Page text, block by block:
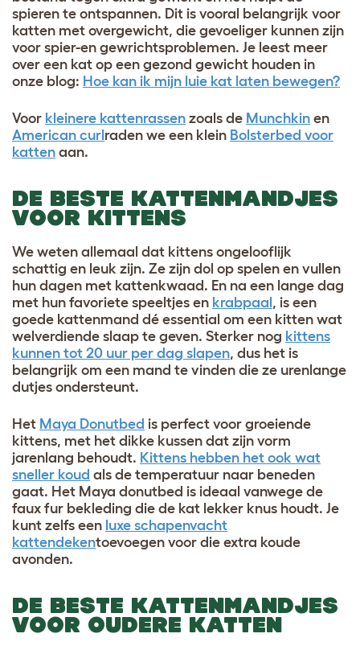
spieren te ontspannen. Dit is vooral belangrijk voor
katten met overgewicht, die gevoeliger kunnen zijn
voor spier-en gewrichtsproblemen. Je leest meer
over een kat op een gezond gewicht houden in
onze blog: Hoe kan ik mijn luie kat laten bewegen?
Voor kleinere kattenrassen zoals de Munchkin en
American curl raden we een klein Bolsterbed voor
katten aan.
DE BESTE KATTENMANDJES
VOOR KITTENS
We weten allemaal dat kittens ongelooflijk
schattig en leuk zijn. Ze zijn dol op spelen en vullen
hun dagen met kattenkwaad. En na een lange dag
met hun favoriete speeltjes en krabpaal , is een
goede kattenmand dé essential om een kitten wat
welverdiende slaap te geven. Sterker nog kittens
kunnen tot 20 uur per dag slapen, dus het is
belangrijk om een mand te vinden die ze urenlange
dutjes ondersteunt.
Het Maya Donutbed is perfect voor groeiende
kittens, met het dikke kussen dat zijn vorm
jarenlang behoudt. Kittens hebben het ook wat
sneller koud als de temperatuur naar beneden
gaat. Het Maya donutbed is ideaal vanwege de
faux fur bekleding die de kat lekker knus houdt. Je
kunt zelfs een luxe schapenvacht
kattendekentoevoegen voor die extra koude
avonden.
DE BESTE KATTENMANDJES
VOOR OUDERE KATTEN